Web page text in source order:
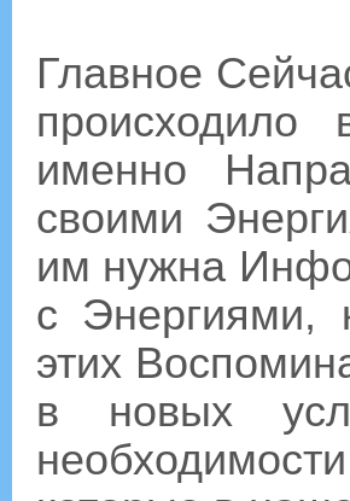
Главное
именно
своими
им нужна
с Энергиями,
этих
в новых